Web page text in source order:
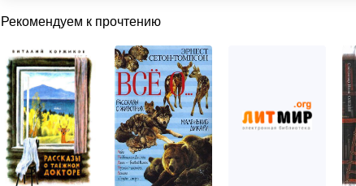
Рекомендуем к прочтению